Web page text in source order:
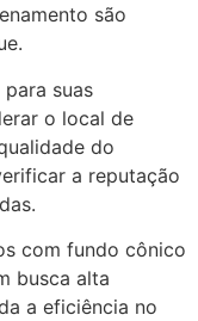
são
suas
o local de
do
a reputação
com fundo cônico
busca alta
a eficiência no